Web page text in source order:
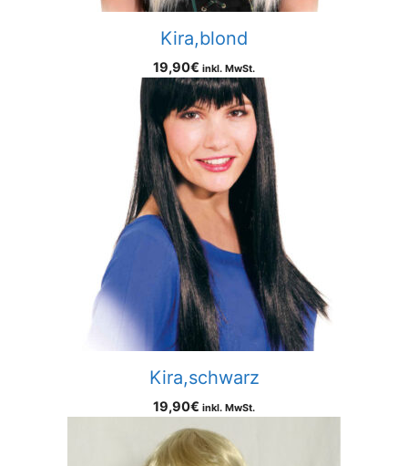
Kira,blond
19,90€ inkl. MwSt.
Kira,schwarz
19,90€ inkl. MwSt.